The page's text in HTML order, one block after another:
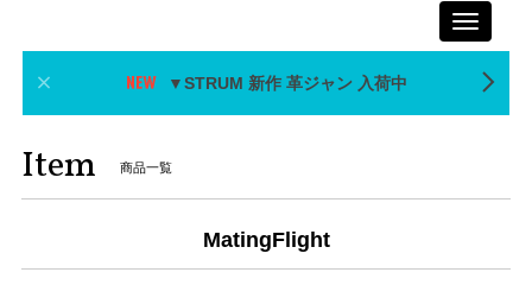
Toggle
▼STRUM 新作 革ジャン 入荷中
Item 商品一覧
MatingFlight